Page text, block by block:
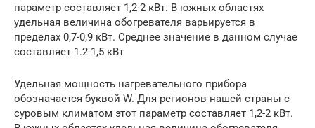
параметр составляет 1,2-2 кВт. В южных областях
удельная величина обогревателя варьируется в
пределах 0,7-0,9 кВт. Среднее значение в данном случае
составляет 1.2-1,5 кВт
Удельная мощность нагревательного прибора
обозначается буквой W. Для регионов нашей страны с
суровым климатом этот параметр составляет 1,2-2 кВт.